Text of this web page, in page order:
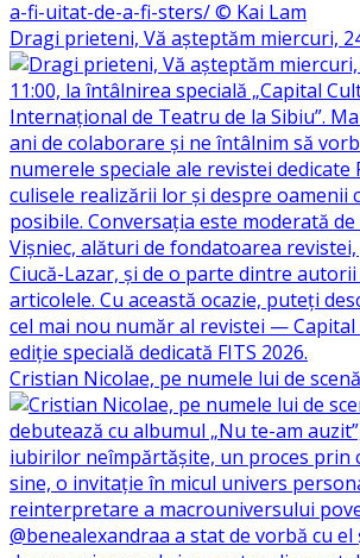
Dragi prieteni, Vă așteptăm miercuri,
Cristian Nicolae, pe numele lui de